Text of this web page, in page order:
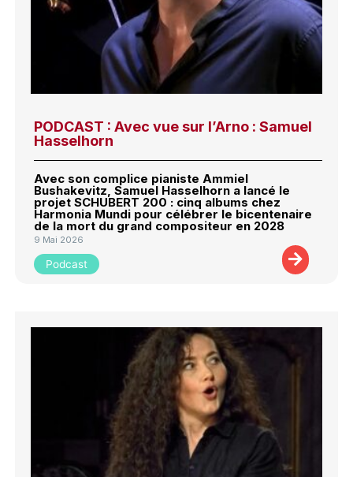
PODCAST : Avec vue sur l’Arno : Samuel
Hasselhorn
Avec son complice pianiste Ammiel
Bushakevitz, Samuel Hasselhorn a lancé le
projet SCHUBERT 200 : cinq albums chez
Harmonia Mundi pour célébrer le bicentenaire
de la mort du grand compositeur en 2028
9 Mai 2026
Podcast